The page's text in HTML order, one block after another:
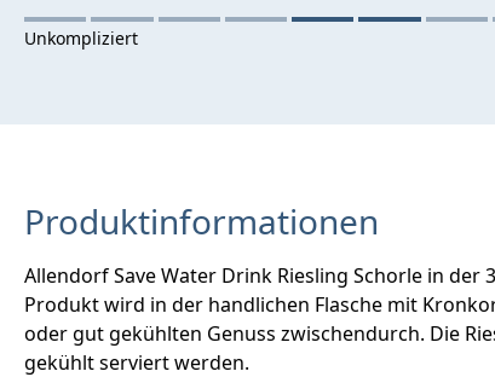
Produktinformationen
Allendorf Save Water Drink Riesling Schorle in
Produkt wird in der handlichen Flasche mit
oder gut gekühlten Genuss zwischendurch. Die
gekühlt serviert werden.